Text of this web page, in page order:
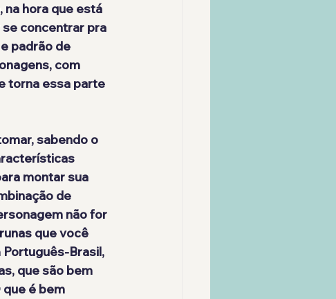
hora que está
concentrar pra
padrão de
com
torna essa parte
sabendo o
montar sua
de
não for
que você
Português-Brasil,
que são bem
é bem